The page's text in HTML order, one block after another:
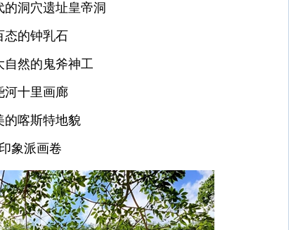
的洞穴遗址皇帝洞
态的钟乳石
自然的鬼斧神工
河十里画廊
的喀斯特地貌
象派画卷